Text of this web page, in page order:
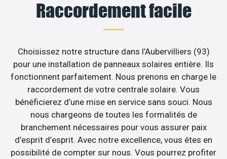
Raccordement facile
Choisissez notre structure dans l’Aubervilliers (93)
pour une installation de panneaux solaires entière. Ils
fonctionnent parfaitement. Nous prenons en charge le
raccordement de votre centrale solaire. Vous
bénéficierez d’une mise en service sans souci. Nous
nous chargeons de toutes les formalités de
branchement nécessaires pour vous assurer paix
d’esprit d’esprit. Avec notre excellence, vous êtes en
possibilité de compter sur nous. Vous pourrez profiter